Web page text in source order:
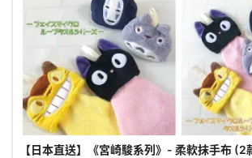
【日本直送】《宮崎駿系列》- 柔軟抹手布 (2款角色) (逢星期一